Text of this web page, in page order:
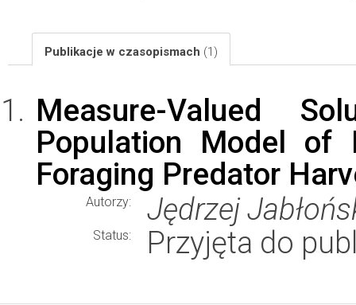
Publikacje w czasopismach (1)
Measure-Valued
Population Model of
Foraging Predator
Autorzy: Jędrzej
Status: Przyjęta do